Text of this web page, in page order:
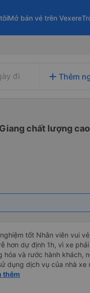
Mở bán vé trên Vexere
đi add Thêm
chất lượng
tốt Nhân viên vui
hơn dự định 1h, vì xe
hóa và rước hành khách,
dụng dịch vụ của nhà xe
cho người thân sử dụng
thêm